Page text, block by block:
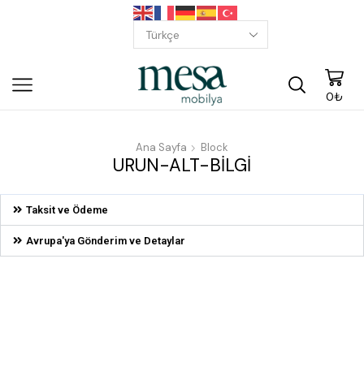
0₺
Ana Sayfa Block
URUN-ALT-BILGI
Taksit ve Ödeme
Avrupa'ya Gönderim ve Detaylar